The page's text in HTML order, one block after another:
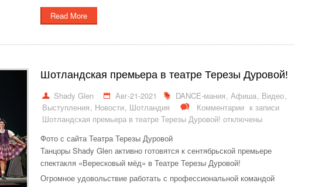
Read More
Шотландская премьера в театре Терезы Дуровой!
Shady Glen Авг-21-2021 DANCE-мания, Афиша, Видео,
Выступления, Новости, Шотландия Комментарии к записи
Шотландская премьера в театре Терезы Дуровой! отключены
Фото с сайта Театра Терезы Дуровой
Танцоры Shady Glen активно готовятся к сентябрьской премьере
спектакля «Вересковый мёд» в Театре Терезы Дуровой!
Огромное удовольствие работать с профессиональной командой